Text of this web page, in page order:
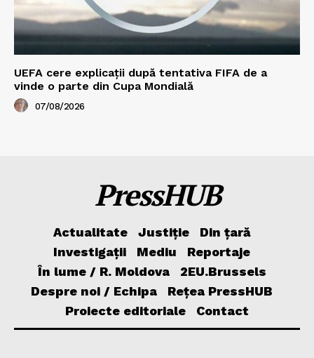
UEFA cere explicații după tentativa FIFA de a
vinde o parte din Cupa Mondială
07/08/2026
PressHUB
Actualitate Justiție
Din țară
Investigații
Mediu
Reportaje
În lume / R. Moldova
2EU.Brussels
Despre noi / Echipa
Rețea PressHUB
Proiecte editoriale
Contact